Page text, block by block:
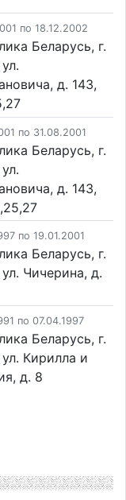
по 18.12.2002
Беларусь, г.
д. 143,
по 31.08.2001
Беларусь, г.
д. 143,
по 19.01.2001
Беларусь, г.
Чичерина, д.
по 07.04.1997
Беларусь, г.
Кирилла и
д. 8